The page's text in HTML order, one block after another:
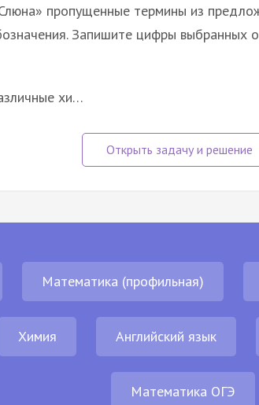
пропущенные термины из
Запишите цифры выбранных
хи…
Математика (профильная)
Химия Английский язык
Математика ОГЭ